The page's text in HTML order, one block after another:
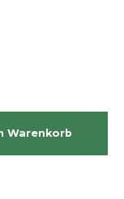
Warenkorb